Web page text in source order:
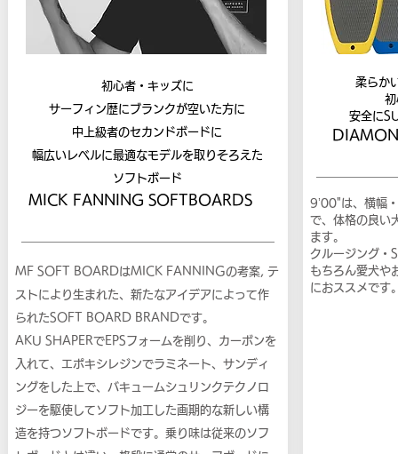
​初心者・キッズに
サーフィン歴にブランクが空いた方に
中上級者のセカンドボードに
幅広いレベルに最適なモデルを取りそろえた
​ソフトボード
MICK FANNING SOFTBOARDS
MF SOFT BOARDはMICK FANNINGの考案, テ
ストにより生まれた、新たなアイデアによって作
られたSOFT BOARD BRANDです。
AKU SHAPERでEPSフォームを削り、カーボンを
入れて、エポキシレジンでラミネート、サンディ
ングをした上で、バキュームシュリンクテクノロ
ジーを駆使してソフト加工した画期的な新しい構
造を持つソフトボードです。乗り味は従来のソフ
柔らか
初
安全に
9’00"は、横幅
で、体格の良い
ます。
クルージング
もちろん愛犬や
におススメです